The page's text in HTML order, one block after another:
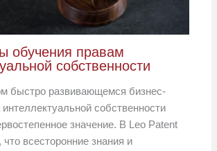
обучения правам
собственности
быстро развивающемся бизнес-
собственности
значение. В Leo Patent
всесторонние знания и